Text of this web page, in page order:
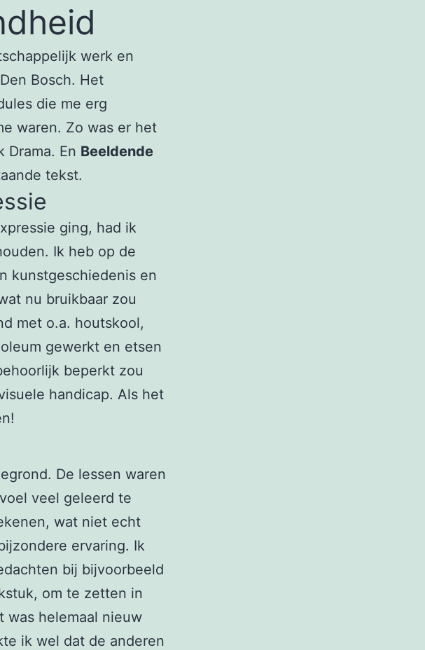
werk en
Bosch. Het
die me erg
waren. Zo was er het
Drama. En Beeldende
tekst.
ging, had ik
Ik heb op de
kunstgeschiedenis en
nu bruikbaar zou
met o.a. houtskool,
gewerkt en etsen
beperkt zou
handicap. Als het
De lessen waren
veel geleerd te
wat niet echt
ervaring. Ik
bij bijvoorbeeld
om te zetten in
was helemaal nieuw
ik wel dat de anderen